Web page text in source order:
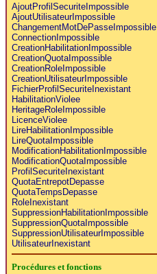
AjoutProfilSecuriteImpossible
AjoutUtilisateurImpossible
ChangementMotDePasseImpossible
ConnectionImpossible
CreationHabilitationImpossible
CreationQuotaImpossible
CreationRoleImpossible
CreationUtilisateurImpossible
FichierProfilSecuriteInexistant
HabilitationViolee
HeritageRoleImpossible
LicenceViolee
LireHabilitationImpossible
LireQuotaImpossible
ModificationHabilitationImpossible
ModificationQuotaImpossible
ProfilSecuriteInexistant
QuotaEntrepotDepasse
QuotaTempsDepasse
RoleInexistant
SuppressionHabilitationImpossible
SuppressionQuotaImpossible
SuppressionUtilisateurImpossible
UtilisateurInexistant
Procédures et fonctions